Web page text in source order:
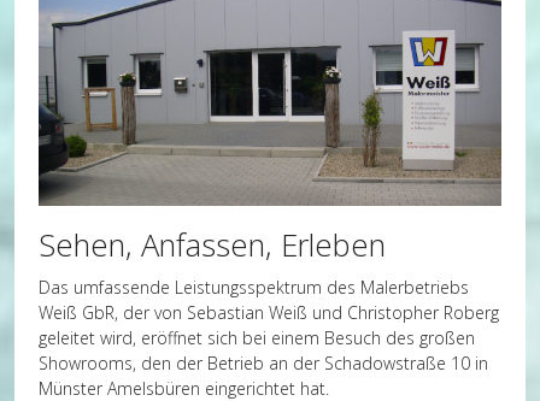
Sehen, Anfassen, Erleben
Das umfassende Leistungsspektrum des Malerbetriebs
Weiß GbR, der von Sebastian Weiß und Christopher Roberg
geleitet wird, eröffnet sich bei einem Besuch des großen
Showrooms, den der Betrieb an der Schadowstraße 10 in
Münster Amelsbüren eingerichtet hat.